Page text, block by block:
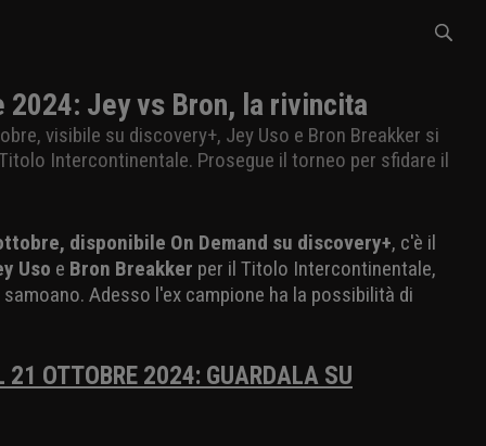
2024: Jey vs Bron, la rivincita
visibile su discovery+, Jey Uso e Bron Breakker si
Intercontinentale. Prosegue il torneo per sfidare il
disponibile On Demand su discovery+, c'è il
Uso e Bron Breakker per il Titolo Intercontinentale,
Adesso l'ex campione ha la possibilità di
21 OTTOBRE 2024: GUARDALA SU